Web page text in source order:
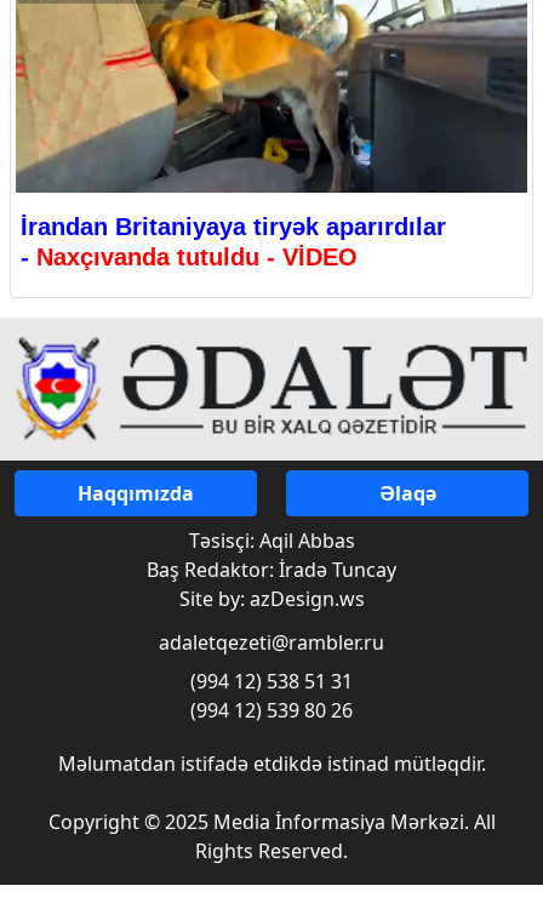
İrandan Britaniyaya tiryək aparırdılar
- Naxçıvanda tutuldu - VİDEO
Haqqımızda
Əlaqə
Təsisçi: Aqil Abbas
Baş Redaktor: İradə Tuncay
Site by: azDesign.ws
adaletqezeti@rambler.ru
(994 12) 538 51 31
(994 12) 539 80 26
Məlumatdan istifadə etdikdə istinad mütləqdir.
Copyright © 2025 Media İnformasiya Mərkəzi. All
Rights Reserved.